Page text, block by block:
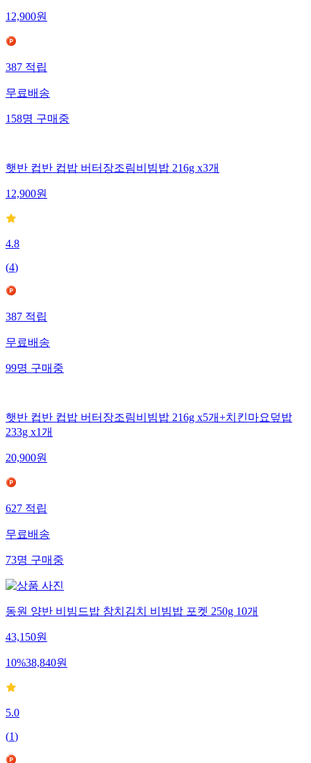
12,900원
387적립
무료배송
158명구매중
햇반 컵반 컵밥 버터장조림비빔밥 216g x3개
12,900원
4.8
(4)
387적립
무료배송
99명구매중
햇반 컵반 컵밥 버터장조림비빔밥 216g x5개+치킨마요덮밥
233g x1개
20,900원
627적립
무료배송
73명구매중
동원 양반 비빔드밥 참치김치 비빔밥 포켓 250g 10개
43,150원
10%38,840원
5.0
(1)